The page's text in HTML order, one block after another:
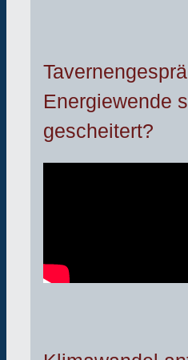
Energiewende
gescheitert?